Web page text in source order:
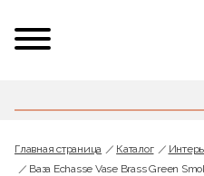
Главная страница Каталог
Ваза Echasse Vase Brass Green